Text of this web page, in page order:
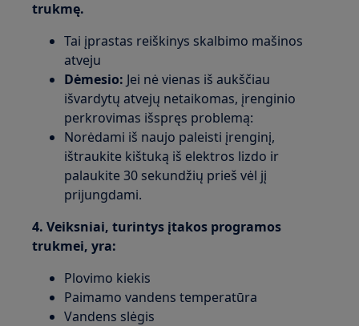
trukmę.
Tai įprastas reiškinys skalbimo mašinos
atveju
Dėmesio: Jei nė vienas iš aukščiau
išvardytų atvejų netaikomas, įrenginio
perkrovimas išspręs problemą:
Norėdami iš naujo paleisti įrenginį,
ištraukite kištuką iš elektros lizdo ir
palaukite 30 sekundžių prieš vėl jį
prijungdami.
4. Veiksniai, turintys įtakos programos
trukmei, yra:
Plovimo kiekis
Paimamo vandens temperatūra
Vandens slėgis